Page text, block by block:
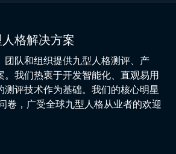
格解决方案
团队和组织提供九型人格测评、产
。我们热衷于开发智能化、直观易用
测评技术作为基础。我们的核心明星
，广受全球九型人格从业者的欢迎